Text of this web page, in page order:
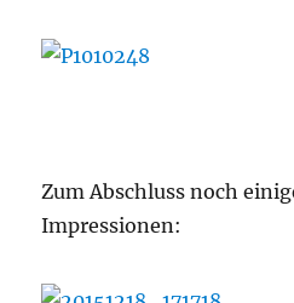
Zum Abschluss noch
Impressionen: